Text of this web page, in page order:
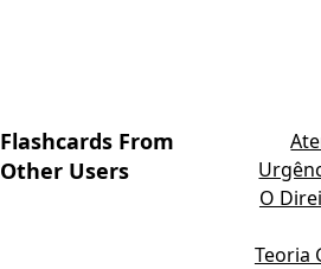
Flashcards From
Other Users
O
Teoria